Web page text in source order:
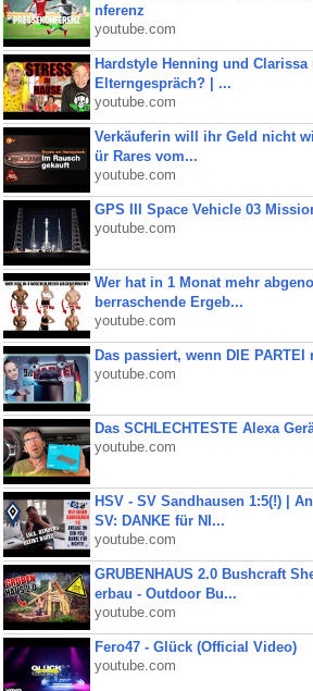
nferenz
youtube.com
Hardstyle Henning und Clarissa
Elterngespräch? | ...
youtube.com
Verkäuferin will ihr Geld nicht
ür Rares vom...
youtube.com
GPS III Space Vehicle 03
youtube.com
Wer hat in 1 Monat mehr
berraschende Ergeb...
youtube.com
Das passiert, wenn DIE PARTEI
youtube.com
Das SCHLECHTESTE Alexa
youtube.com
HSV - SV Sandhausen 1:5(!) |
SV: DANKE für NI...
youtube.com
GRUBENHAUS 2.0 Bushcraft
erbau - Outdoor Bu...
youtube.com
Fero47 - Glück (Official Video)
youtube.com